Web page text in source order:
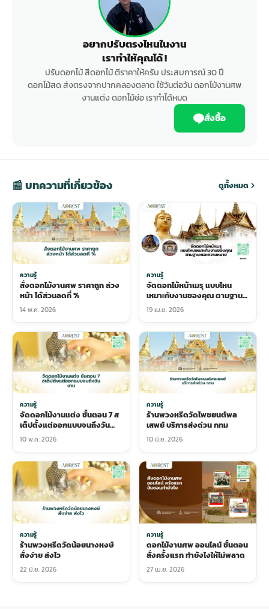
อยากปรับตรงไหนในงาน
เราทำให้คุณได้ !
ปรับดอกไม้ สีดอกไม้ ตีราคาให้ครับ ประสบการณ์ 30 ปี
ดอกไม้สด ส่งตรงจากปากคลองตลาด ใช้วันต่อวัน ดอกไม้งานศพ
งานแต่ง ดอกไม้ช่อ เราทำได้หมด
สั่งซื้อ
📰 บทความที่เกี่ยวข้อง ดูทั้งหมด
ความรู้
สั่งดอกไม้งานศพ ราคาถูก ล่วง
หน้า ได้ส่วนลดกี่ %
14 พ.ค. 2026
ความรู้
จัดดอกไม้หน้าเมรุ แบบไหน
เหมาะกับงานของคุณ ตามฐานะ
และความหมาย
19 เม.ย. 2026
ความรู้
จัดดอกไม้งานแต่ง ขั้นตอน 7 ส
เต็ปตั้งแต่ออกแบบจนถึงวัน
งาน
10 พ.ค. 2026
ความรู้
ร้านพวงหรีดวัดไพชยนต์พล
เสพย์ บริการส่งด่วน กทม
10 มิ.ย. 2026
ความรู้
ร้านพวงหรีดวัดน้อยนางหงษ์
สั่งง่าย ส่งไว
22 มิ.ย. 2026
ความรู้
ดอกไม้งานศพ ออนไลน์ ขั้นตอน
สั่งครั้งแรก ทำยังไงให้ไม่พลาด
27 เม.ย. 2026